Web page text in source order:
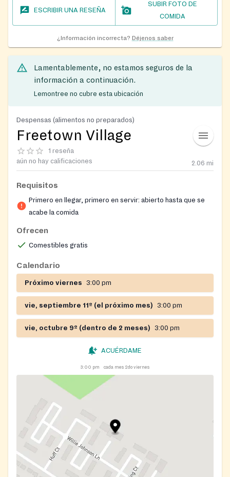
ESCRIBIR UNA RESEÑA
SUBIR FOTO DE
COMIDA
¿Información incorrecta? Déjenos saber
Lamentablemente, no estamos seguros de la
información a continuación.
Lemontree no cubre esta ubicación
Despensas (alimentos no preparados)
Freetown Village
1 reseña
aún no hay calificaciones
2.06 mi
Requisitos
Primero en llegar, primero en servir: abierto hasta que se
acabe la comida
Ofrecen
Comestibles gratis
Calendario
Próximo viernes 3:00 pm
vie, septiembre 11º (el próximo mes) 3:00 pm
vie, octubre 9º (dentro de 2 meses) 3:00 pm
ACUÉRDAME
3:00 pm cada mes 2do viernes